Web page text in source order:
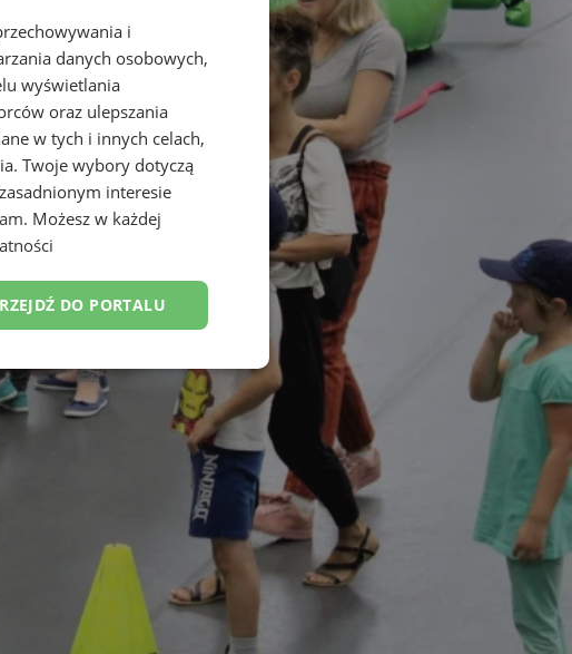
i
danych osobowych,
wyświetlania
oraz ulepszania
w tych i innych celach,
Twoje wybory dotyczą
interesie
. Możesz w każdej
DO PORTALU
Niesklasyfikowane
jak logowanie użytkownika i